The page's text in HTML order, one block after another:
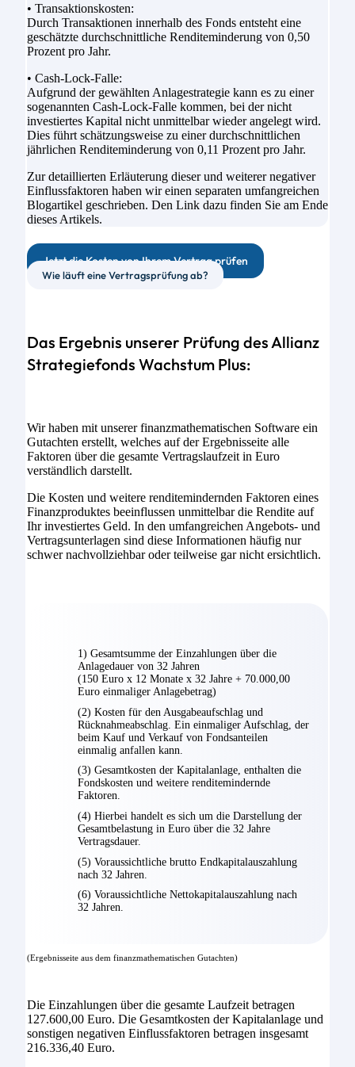
• Transaktionskosten:
Durch Transaktionen innerhalb des Fonds entsteht eine
geschätzte durchschnittliche Renditeminderung von 0,50
Prozent pro Jahr.
• Cash-Lock-Falle:
Aufgrund der gewählten Anlagestrategie kann es zu einer
sogenannten Cash-Lock-Falle kommen, bei der nicht
investiertes Kapital nicht unmittelbar wieder angelegt wird.
Dies führt schätzungsweise zu einer durchschnittlichen
jährlichen Renditeminderung von 0,11 Prozent pro Jahr.
Zur detaillierten Erläuterung dieser und weiterer negativer
Einflussfaktoren haben wir einen separaten umfangreichen
Blogartikel geschrieben. Den Link dazu finden Sie am Ende
dieses Artikels.
Jetzt die Kosten von Ihrem Vertrag prüfen
Wie läuft eine Vertragsprüfung ab?
Das Ergebnis unserer Prüfung des Allianz
Strategiefonds Wachstum Plus:
Wir haben mit unserer finanzmathematischen Software ein
Gutachten erstellt, welches auf der Ergebnisseite alle
Faktoren über die gesamte Vertragslaufzeit in Euro
verständlich darstellt.
Die Kosten und weitere renditemindernden Faktoren eines
Finanzproduktes beeinflussen unmittelbar die Rendite auf
Ihr investiertes Geld. In den umfangreichen Angebots- und
Vertragsunterlagen sind diese Informationen häufig nur
schwer nachvollziehbar oder teilweise gar nicht ersichtlich.
1) Gesamtsumme der Einzahlungen über die
Anlagedauer von 32 Jahren
(150 Euro x 12 Monate x 32 Jahre + 70.000,00
Euro einmaliger Anlagebetrag)
(2) Kosten für den Ausgabeaufschlag und
Rücknahmeabschlag. Ein einmaliger Aufschlag, der
beim Kauf und Verkauf von Fondsanteilen
einmalig anfallen kann.
(3) Gesamtkosten der Kapitalanlage, enthalten die
Fondskosten und weitere renditemindernde
Faktoren.
(4) Hierbei handelt es sich um die Darstellung der
Gesamtbelastung in Euro über die 32 Jahre
Vertragsdauer.
(5) Voraussichtliche brutto Endkapitalauszahlung
nach 32 Jahren.
(6) Voraussichtliche Nettokapitalauszahlung nach
32 Jahren.
(Ergebnisseite aus dem finanzmathematischen Gutachten)
Die Einzahlungen über die gesamte Laufzeit betragen
127.600,00 Euro. Die Gesamtkosten der Kapitalanlage und
sonstigen negativen Einflussfaktoren betragen insgesamt
216.336,40 Euro.